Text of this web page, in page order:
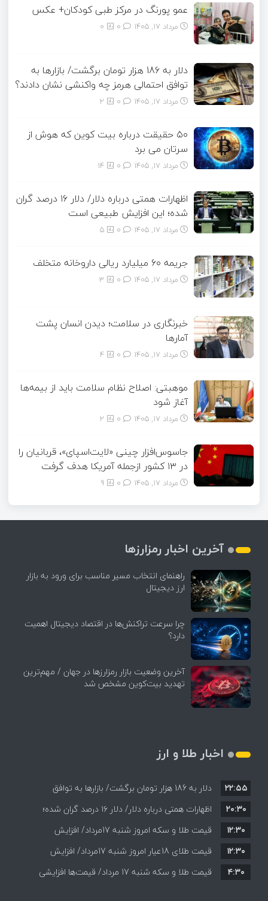
عمو پورنگ در مرکز طبی کودکان+ عکس
مرداد ۱۷, ۱۴۰۵ 0
دلار به 186 هزار تومان برگشت/ بازارها به
توافق احتمالی هرمز چه واکنشی نشان دادند؟
مرداد ۱۷, ۱۴۰۵ 2
۵۰ حقیقت درباره بیت کوین که هوش از
سرتان می برد
مرداد ۱۷, ۱۴۰۵ 14
اظهارات همتی درباره دلار/ دلار ۱۶ درصد گران
شده؛ این افزایش طبیعی است
مرداد ۱۷, ۱۴۰۵ 5
جریمه ۶۰ میلیارد ریالی داروخانه متخلف
مرداد ۱۷, ۱۴۰۵ 3
خبرنگاری در سلامت؛ دیدن انسان پشت
آمارها
مرداد ۱۷, ۱۴۰۵ 4
موهبتی: اصلاح نظام سلامت باید از بیمه‌ها
آغاز شود
مرداد ۱۷, ۱۴۰۵ 2
جاسوس‌افزار چینی «لایت‌اسپای»، قربانیان را
در ۱۳ کشور ازجمله آمریکا هدف گرفت
مرداد ۱۷, ۱۴۰۵ 9
آخرین اخبار رمزارزها
راهنمای انتخاب مسیر مناسب برای ورود به بازار
ارز دیجیتال
چرا سرعت تراکنش‌ها در اقتصاد دیجیتال اهمیت
دارد؟
آخرین وضعیت بازار رمزارزها در جهان / مهم‌ترین
تهدید بیت‌کوین مشخص شد
اخبار طلا و ارز
دلار به 186 هزار تومان برگشت/ بازارها به توافق
احتمالی هرمز چه واکنشی نشان دادند؟
۲۲:۵۵
اظهارات همتی درباره دلار/ دلار ۱۶ درصد گران شده؛
این افزایش طبیعی است
۲۰:۳۰
قیمت طلا و سکه امروز شنبه 17مرداد/ افزایش
همه قیمت ها + جدول و جزئیات
۱۲:۳۰
قیمت طلای 18عیار امروز شنبه 17مرداد/ افزایش
قیمت + جدول و جزئیات
۱۲:۳۰
قیمت طلا و سکه شنبه 17 مرداد/ قیمت‌ها افزایشی
۴:۳۰